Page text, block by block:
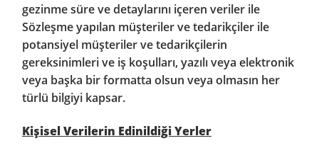
gezinme süre ve detaylarını içeren veriler ile
Sözleşme yapılan müşteriler ve tedarikçiler ile
potansiyel müşteriler ve tedarikçilerin
gereksinimleri ve iş koşulları, yazılı veya elektronik
veya başka bir formatta olsun veya olmasın her
türlü bilgiyi kapsar.
Kişisel Verilerin Edinildiği Yerler